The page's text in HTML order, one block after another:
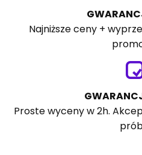
Najniższe ceny +
Proste wyceny w 2h.